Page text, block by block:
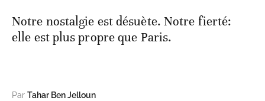
Notre nostalgie est désuète. Notre fierté:
elle est plus propre que Paris.
Par Tahar Ben Jelloun